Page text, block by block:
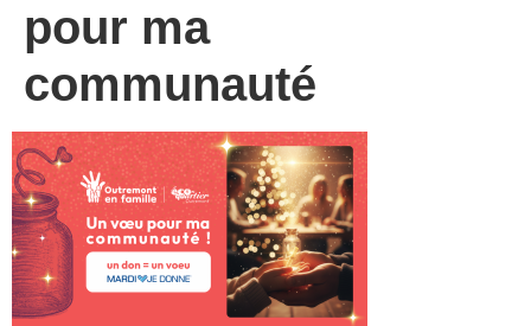
pour ma
communauté